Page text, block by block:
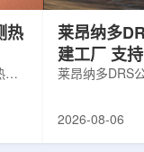
热
量
成
莱昂纳多
建工厂 支
增长
莱昂纳多DRS
并为公司在核
2026-08-06